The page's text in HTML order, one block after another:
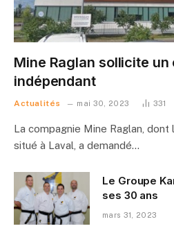
Mine Raglan sollicite
indépendant
Actualités mai 30, 2023 331
La compagnie Mine Raglan,
situé à Laval, a demandé…
Le Groupe
ses 30 ans
mars 31, 2023